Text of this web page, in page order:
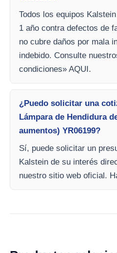
Todos los equipos
1 año contra defectos de
no cubre daños por mala
indebido. Consulte
condiciones» AQUI.
¿Puedo solicitar una
Lámpara de Hendidura
aumentos) YR06199?
Sí, puede solicitar un
Kalstein de su interés
nuestro sitio web oficial.